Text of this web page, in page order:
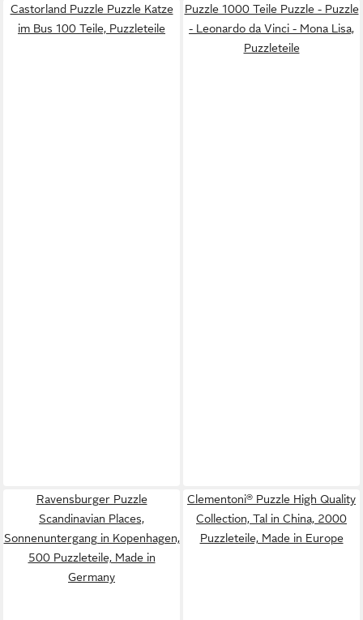
Castorland Puzzle Puzzle Katze
im Bus 100 Teile, Puzzleteile
Puzzle 1000 Teile Puzzle - Puzzle
- Leonardo da Vinci - Mona Lisa,
Puzzleteile
Ravensburger Puzzle
Scandinavian Places,
Sonnenuntergang in Kopenhagen,
500 Puzzleteile, Made in
Germany
Clementoni® Puzzle High Quality
Collection, Tal in China, 2000
Puzzleteile, Made in Europe